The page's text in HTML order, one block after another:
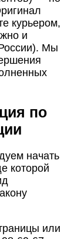
курьером,
и
Мы
по
начать
которой
или